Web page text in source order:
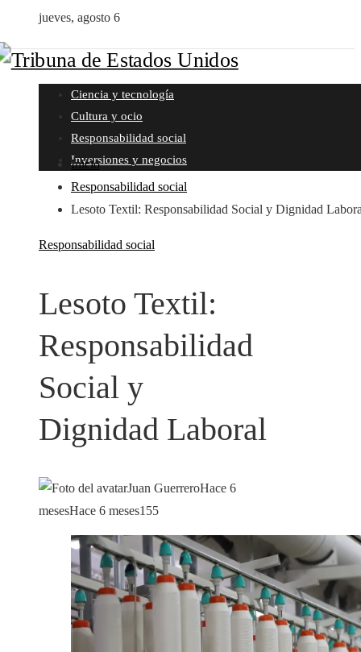
jueves, agosto 6
Ciencia y tecnología
Cultura y ocio
Responsabilidad social
Inversiones y negocios
Inicio
Responsabilidad social
Lesoto Textil: Responsabilidad Social y Dignidad
Responsabilidad social
Lesoto Textil:
Responsabilidad
Social y
Dignidad Laboral
Juan GuerreroHace 6
mesesHace 6 meses155